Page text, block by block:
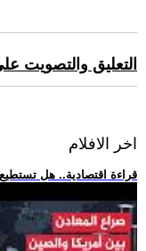
التعليق والتصويت
اخر الافلام
.. قراءة اقتصادية.. هل